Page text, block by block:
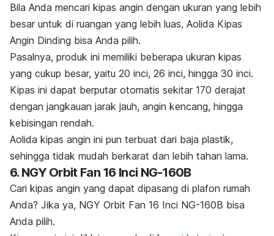
Bila Anda mencari kipas angin dengan ukuran yang lebih
besar untuk di ruangan yang lebih luas, Aolida Kipas
Angin Dinding bisa Anda pilih.
Pasalnya, produk ini memiliki beberapa ukuran kipas
yang cukup besar, yaitu 20 inci, 26 inci, hingga 30 inci.
Kipas ini dapat berputar otomatis sekitar 170 derajat
dengan jangkauan jarak jauh, angin kencang, hingga
kebisingan rendah.
Aolida kipas angin ini pun terbuat dari baja plastik,
sehingga tidak mudah berkarat dan lebih tahan lama.
6. NGY Orbit Fan 16 Inci NG-160B
Cari kipas angin yang dapat dipasang di plafon rumah
Anda? Jika ya, NGY Orbit Fan 16 Inci NG-160B bisa
Anda pilih.